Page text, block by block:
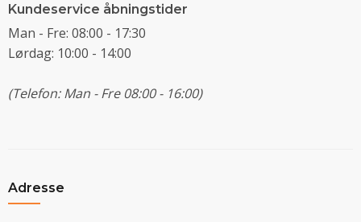
Kundeservice åbningstider
Man - Fre: 08:00 - 17:30
Lørdag: 10:00 - 14:00
(Telefon: Man - Fre 08:00 - 16:00)
Adresse